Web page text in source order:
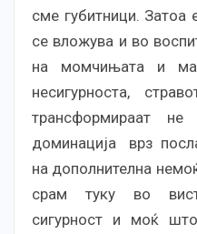
сме губитници. Затоа
се вложува и во
на момчињата и
несигурноста,
трансформираат
доминација врз
на дополнителна
срам туку во
сигурност и моќ